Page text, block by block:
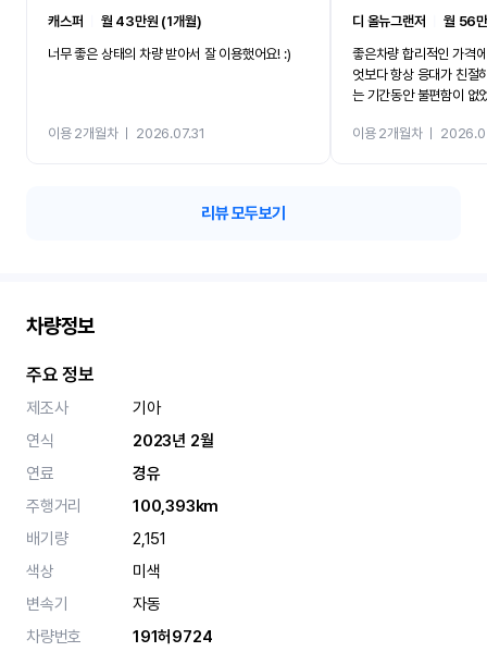
캐스퍼
월 43만원 (1개월)
너무 좋은 상태의 차량 받아서 잘 이용했어요! :)
이용 2개월차ㅣ 2026.07.31
디 올뉴그랜저 ㅣ월 56
좋은차량 합리적인 가격
엇보다 항상 응대가 친절
는 기간동안 불편함이 없
카 렌트 고민없이 강추합
이용 2개월차ㅣ
리뷰 모두보기
차량정보
주요 정보
제조사
기아
연식
2023년 2월
연료
경유
주행거리
100,393km
배기량
2,151
색상
미색
변속기
자동
차량번호
191허9724